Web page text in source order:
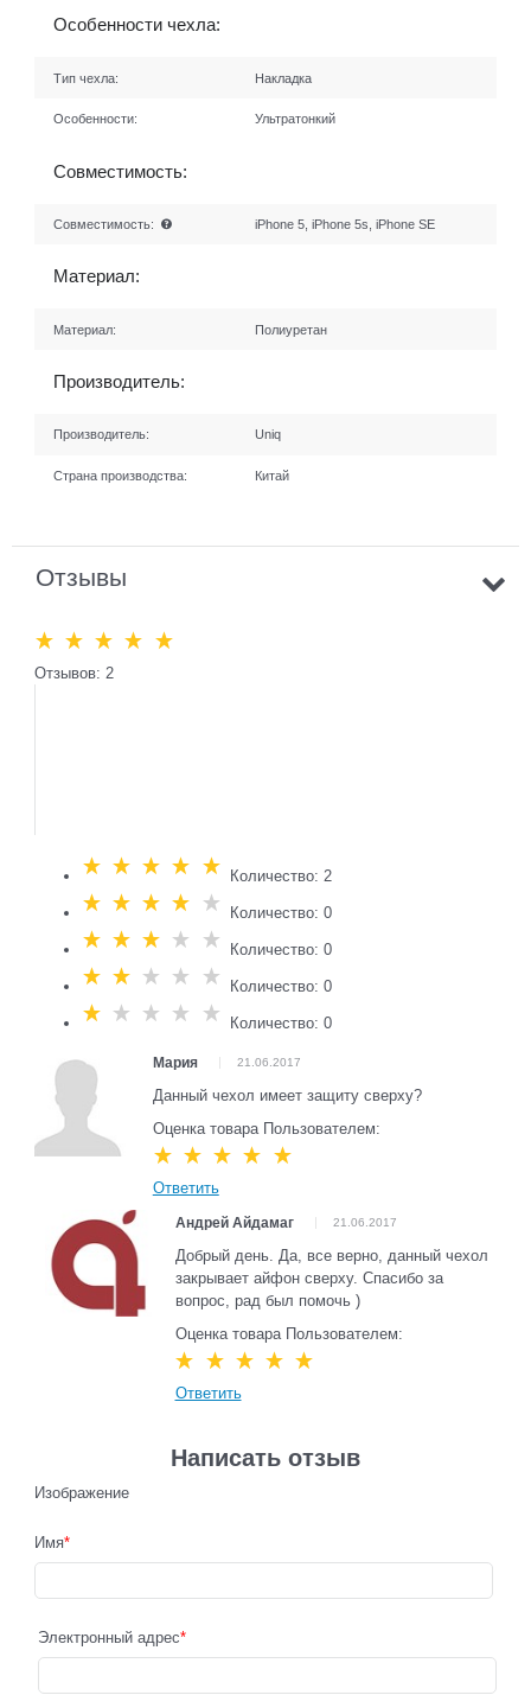
Особенности чехла:
Тип чехла: Накладка
Особенности: Ультратонкий
Совместимость:
Совместимость: iPhone 5, iPhone 5s, iPhone SE
Материал:
Материал: Полиуретан
Производитель:
Производитель: Uniq
Страна производства: Китай
Отзывы
Отзывов: 2
Количество: 2
Количество: 0
Количество: 0
Количество: 0
Количество: 0
Мария 21.06.2017
Данный чехол имеет защиту сверху?
Оценка товара Пользователем:
Ответить
Андрей Айдамаг 21.06.2017
Добрый день. Да, все верно, данный чехол
закрывает айфон сверху. Спасибо за
вопрос, рад был помочь )
Оценка товара Пользователем:
Ответить
Написать отзыв
Изображение
Имя
Электронный адрес